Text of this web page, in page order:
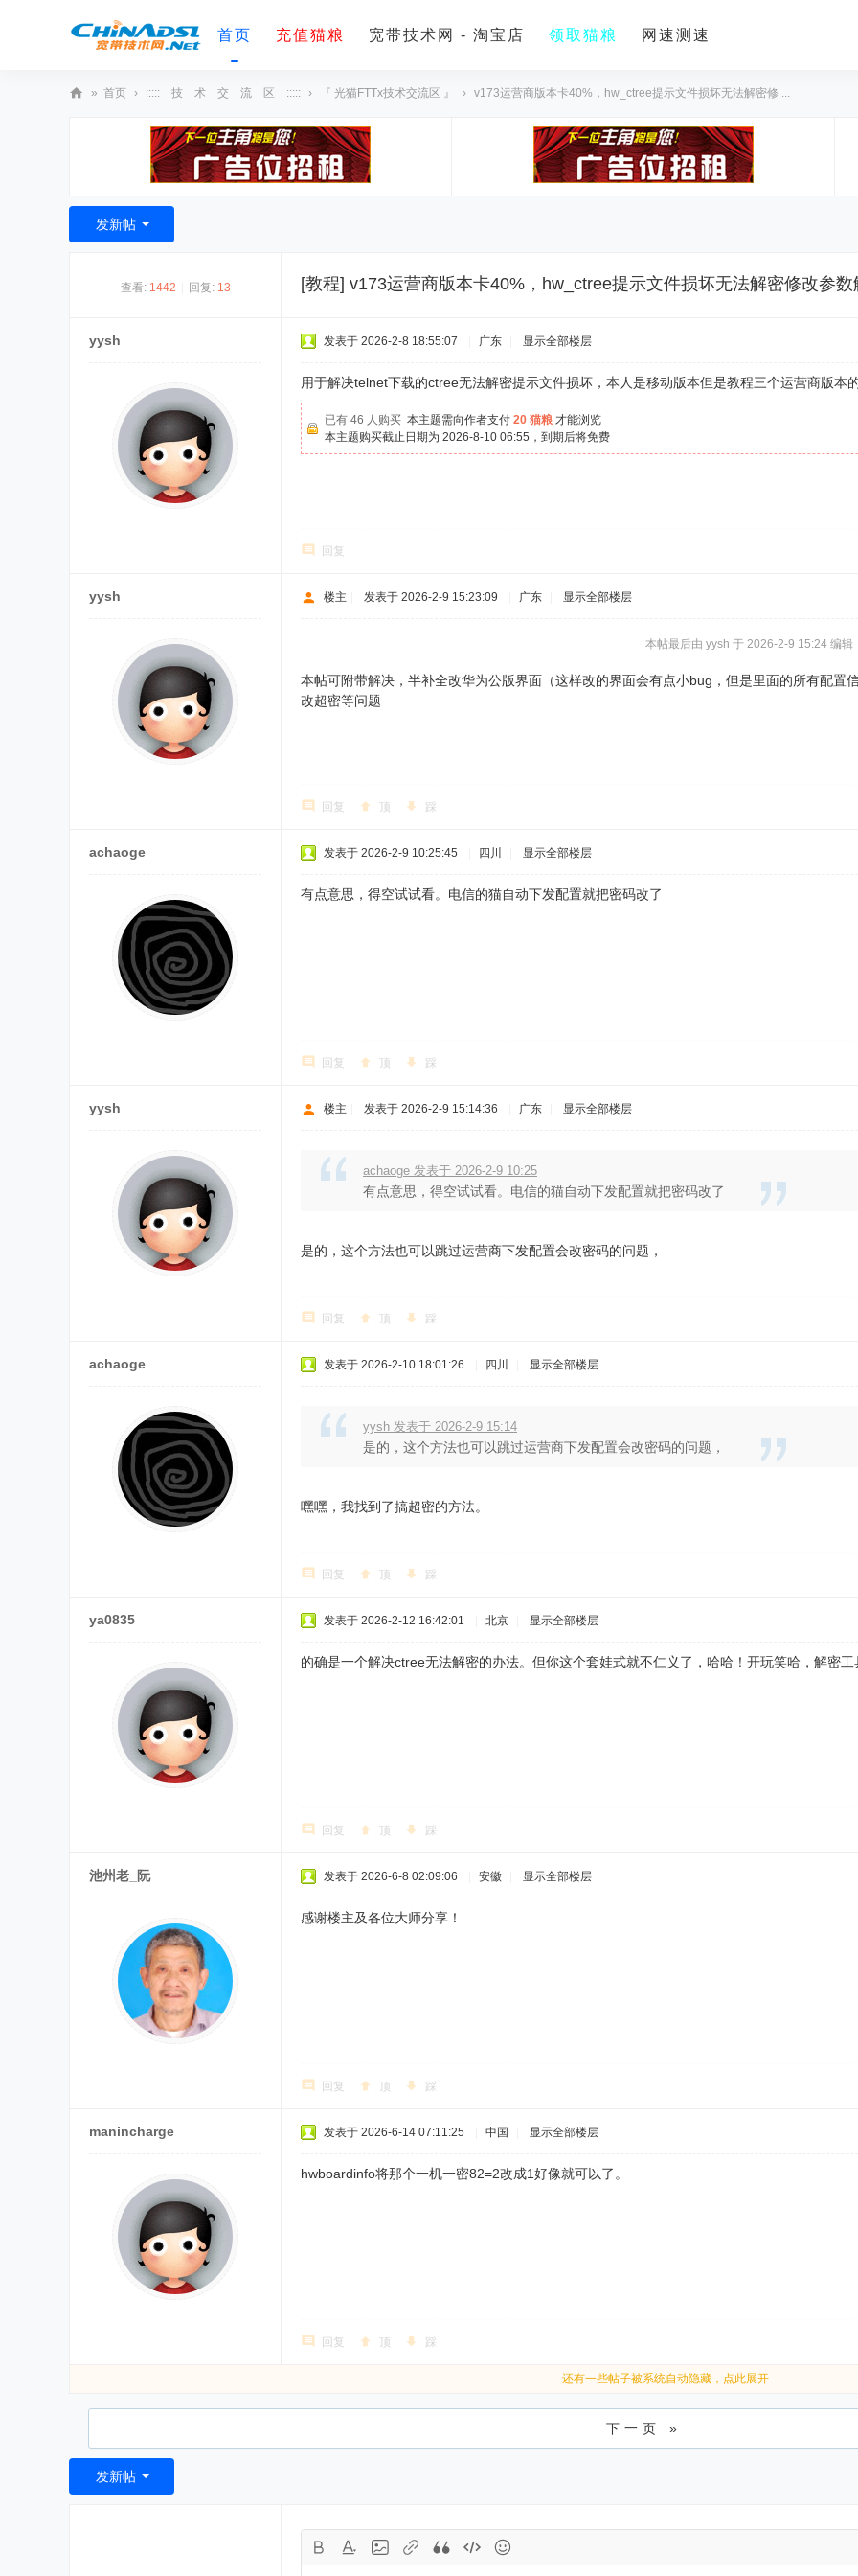
首页 充值猫粮 宽带技术网 - 淘宝店 领取猫粮 网速测速
术
» 首页 › ::::: 技 术 交 流 区 ::::: › 『 光猫FTTx技术交流区 』 › v173运营商版本卡40%，hw_ctree提示文件损坏无法解密修 ...
发新帖
查看: 1442 回复: 13 [教程] v173运营商版本卡40%，hw_ctree提示文件损坏无法解密修改参
yysh 发表于 2026-2-8 18:55:07 广东 显示全部楼层
用于解决telnet下载的ctree无法解密提示文件损坏，本人是移动版本但是教程三个运营商版
已有 46 人购买 本主题需向作者支付 20 猫粮 才能浏览
本主题购买截止日期为 2026-8-10 06:55，到期后将免费
回复
yysh 楼主 发表于 2026-2-9 15:23:09 广东 显示全部楼层
本帖最后由 yysh 于 2026-2-9 15:24 编辑
本帖可附带解决，半补全改华为公版界面（这样改的界面会有点小bug，但是里面的所有配置
改超密等问题
回复 顶 踩
achaoge 发表于 2026-2-9 10:25:45 四川 显示全部楼层
有点意思，得空试试看。电信的猫自动下发配置就把密码改了
回复 顶 踩
yysh 楼主 发表于 2026-2-9 15:14:36 广东 显示全部楼层
achaoge 发表于 2026-2-9 10:25
有点意思，得空试试看。电信的猫自动下发配置就把密码改了
是的，这个方法也可以跳过运营商下发配置会改密码的问题，
回复 顶 踩
achaoge 发表于 2026-2-10 18:01:26 四川 显示全部楼层
yysh 发表于 2026-2-9 15:14
是的，这个方法也可以跳过运营商下发配置会改密码的问题，
嘿嘿，我找到了搞超密的方法。
回复 顶 踩
ya0835 发表于 2026-2-12 16:42:01 北京 显示全部楼层
的确是一个解决ctree无法解密的办法。但你这个套娃式就不仁义了，哈哈！开玩笑哈，解密
回复 顶 踩
池州老_阮 发表于 2026-6-8 02:09:06 安徽 显示全部楼层
感谢楼主及各位大师分享！
回复 顶 踩
manincharge 发表于 2026-6-14 07:11:25 中国 显示全部楼层
hwboardinfo将那个一机一密82=2改成1好像就可以了。
回复 顶 踩
还有一些帖子被系统自动隐藏，点此展开
下一页 »
发新帖